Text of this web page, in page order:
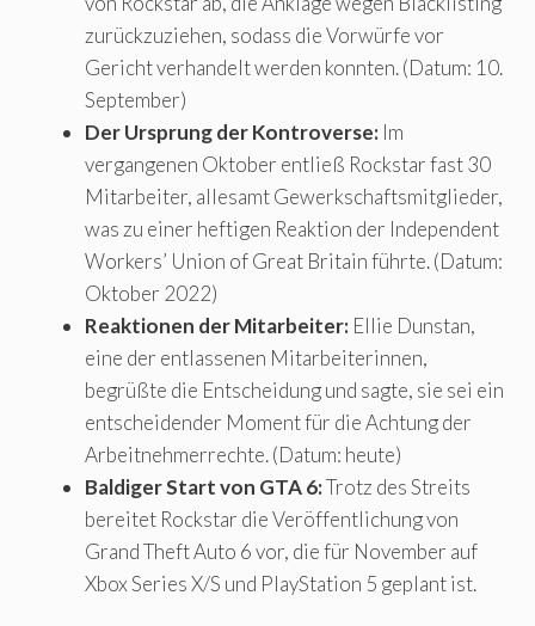
zurückzuziehen, sodass die Vorwürfe vor
Gericht verhandelt werden konnten. (Datum: 10.
September)
Der Ursprung der Kontroverse: Im
vergangenen Oktober entließ Rockstar fast 30
Mitarbeiter, allesamt Gewerkschaftsmitglieder,
was zu einer heftigen Reaktion der Independent
Workers’ Union of Great Britain führte. (Datum:
Oktober 2022)
Reaktionen der Mitarbeiter: Ellie Dunstan,
eine der entlassenen Mitarbeiterinnen,
begrüßte die Entscheidung und sagte, sie sei ein
entscheidender Moment für die Achtung der
Arbeitnehmerrechte. (Datum: heute)
Baldiger Start von GTA 6:Trotz des Streits
bereitet Rockstar die Veröffentlichung von
Grand Theft Auto 6 vor, die für November auf
Xbox Series X/S und PlayStation 5 geplant ist.